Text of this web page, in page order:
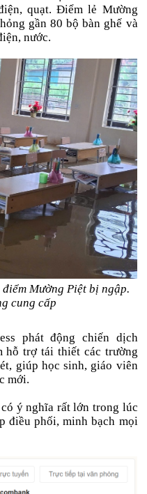
quạt. Điểm lẻ Mường
gần 80 bộ bàn ghế và
nước.
Mường Piệt bị ngập.
cung cấp
phát động chiến dịch
hỗ trợ tái thiết các trường
giúp học sinh, giáo viên
mới.
ý nghĩa rất lớn trong lúc
điều phối, minh bạch mọi